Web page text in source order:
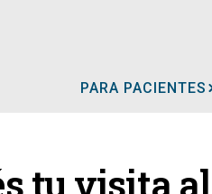
PARA PACIENTES
tu visita al